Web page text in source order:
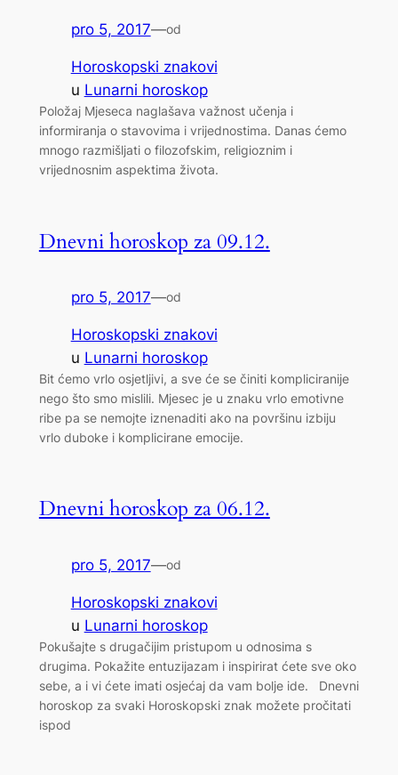
pro 5, 2017—od
Horoskopski znakovi
u Lunarni horoskop
Položaj Mjeseca naglašava važnost učenja i
informiranja o stavovima i vrijednostima. Danas ćemo
mnogo razmišljati o filozofskim, religioznim i
vrijednosnim aspektima života.
Dnevni horoskop za 09.12.
pro 5, 2017—od
Horoskopski znakovi
u Lunarni horoskop
Bit ćemo vrlo osjetljivi, a sve će se činiti kompliciranije
nego što smo mislili. Mjesec je u znaku vrlo emotivne
ribe pa se nemojte iznenaditi ako na površinu izbiju
vrlo duboke i komplicirane emocije.
Dnevni horoskop za 06.12.
pro 5, 2017—od
Horoskopski znakovi
u Lunarni horoskop
Pokušajte s drugačijim pristupom u odnosima s
drugima. Pokažite entuzijazam i inspirirat ćete sve oko
sebe, a i vi ćete imati osjećaj da vam bolje ide. Dnevni
horoskop za svaki Horoskopski znak možete pročitati
ispod